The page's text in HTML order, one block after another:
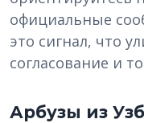
официальные
это сигнал, что
согласование и
Арбузы из